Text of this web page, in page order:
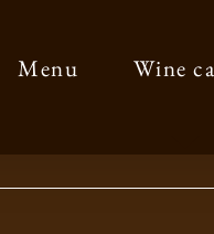
Menu Wine